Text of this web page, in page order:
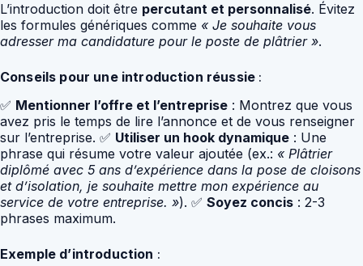
L’introduction doit être percutant et personnalisé. Évitez
les formules génériques comme « Je souhaite vous
adresser ma candidature pour le poste de plâtrier ».
Conseils pour une introduction réussie :
✅ Mentionner l’offre et l’entreprise : Montrez que vous
avez pris le temps de lire l’annonce et de vous renseigner
sur l’entreprise. ✅ Utiliser un hook dynamique : Une
phrase qui résume votre valeur ajoutée (ex.: « Plâtrier
diplômé avec 5 ans d’expérience dans la pose de cloisons
et d’isolation, je souhaite mettre mon expérience au
service de votre entreprise. »). ✅ Soyez concis : 2-3
phrases maximum.
Exemple d’introduction :